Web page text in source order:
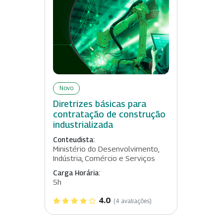
Novo
Diretrizes básicas para
contratação de construção
industrializada
Conteudista:
Ministério do Desenvolvimento,
Indústria, Comércio e Serviços
Carga Horária:
5h
4.0 (4 avaliações)